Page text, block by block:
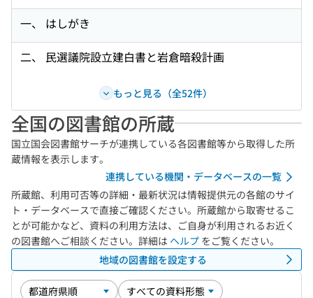
一、 はしがき
二、 民選議院設立建白書と岩倉暗殺計画
もっと見る（全52件）
全国の図書館の所蔵
国立国会図書館サーチが連携している各図書館等から取得した所
蔵情報を表示します。
連携している機関・データベースの一覧
所蔵館、利用可否等の詳細・最新状況は情報提供元の各館のサイ
ト・データベースで直接ご確認ください。所蔵館から取寄せるこ
とが可能かなど、資料の利用方法は、ご自身が利用されるお近く
の図書館へご相談ください。詳細は ヘルプ をご覧ください。
地域の図書館を設定する